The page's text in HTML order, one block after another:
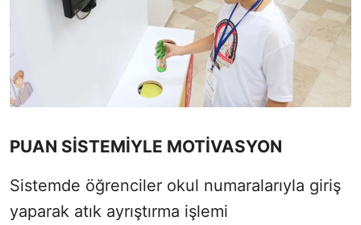
PUAN SİSTEMİYLE MOTİVASYON
Sistemde öğrenciler okul numaralarıyla giriş
yaparak atık ayrıştırma işlemi